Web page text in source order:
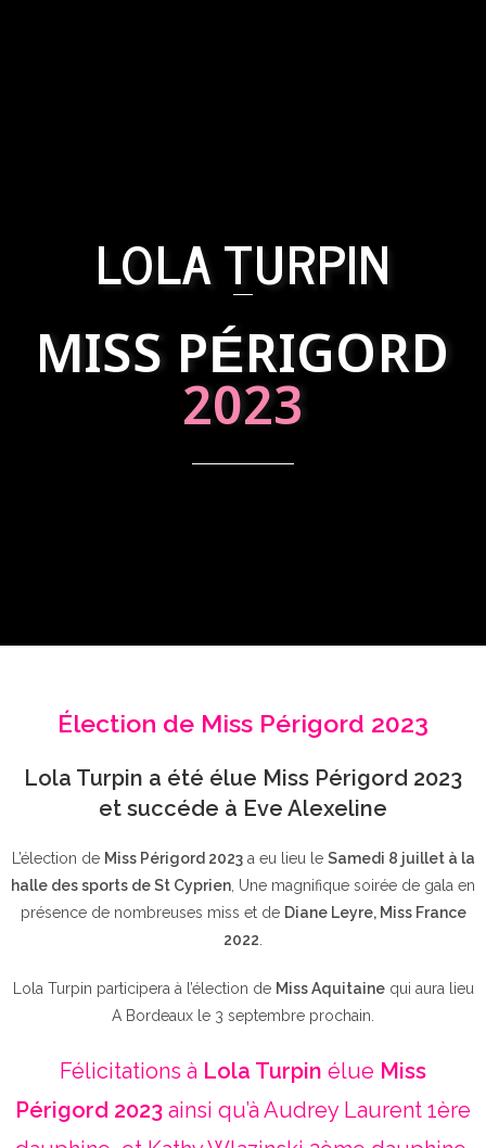
LOLA TURPIN
MISS PÉRIGORD
2023
Élection de Miss Périgord 2023
Lola Turpin a été élue Miss Périgord 2023
et succéde à Eve Alexeline
L’élection de Miss Périgord 2023a eu lieu le Samedi 8 juillet à la
halle des sports de St Cyprien , Une magnifique soirée de gala en
présence de nombreuses miss et de Diane Leyre, Miss France
2022
Lola Turpin participera à l’élection de Miss Aquitainequi aura lieu
A Bordeaux le 3 septembre prochain.
Félicitations à Lola Turpin élue Miss
Périgord 2023 ainsi qu’à Audrey Laurent 1ère